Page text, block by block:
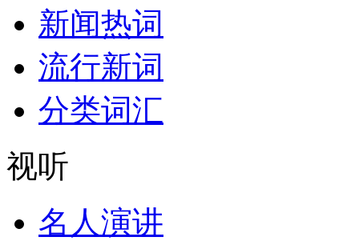
新闻热词
流行新词
分类词汇
视听
名人演讲